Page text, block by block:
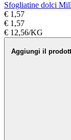
Sfogliatine dolci
€ 1,57
€ 1,57
€ 12,56/KG
Aggiungi il